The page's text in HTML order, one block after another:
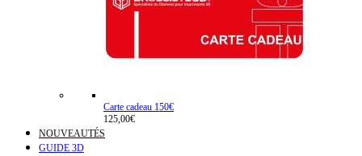
Carte cadeau 150€
125,00€
NOUVEAUTÉS
GUIDE 3D